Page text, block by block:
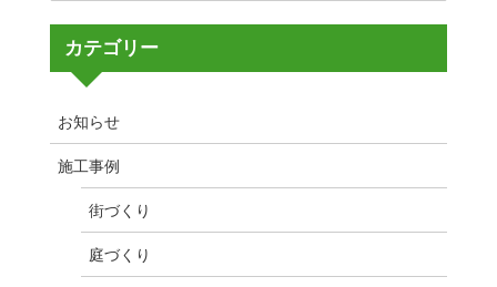
カテゴリー
お知らせ
施工事例
街づくり
庭づくり